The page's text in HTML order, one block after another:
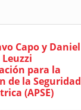
Capo y Daniel
Leuzzi
para la
de la Seguridad
(APSE)